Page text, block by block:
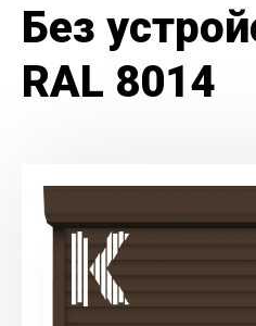
Без
RAL 8014